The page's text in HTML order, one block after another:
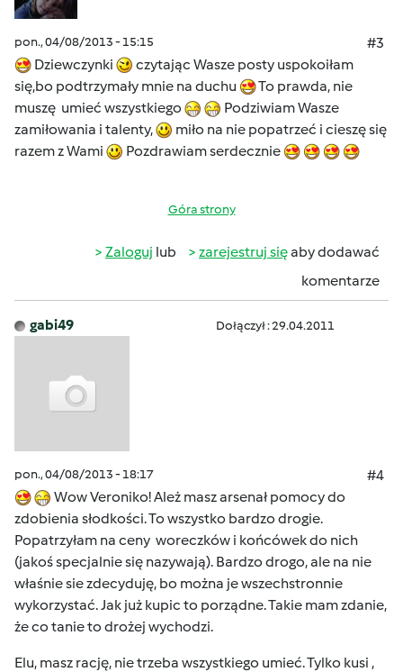
pon., 04/08/2013 - 15:15
#3
Dziewczynki
czytając Wasze posty uspokoiłam
się,bo podtrzymały mnie na duchu
To prawda, nie
muszę umieć wszystkiego
Podziwiam Wasze
zamiłowania i talenty,
miło na nie popatrzeć i cieszę się
razem z Wami
Pozdrawiam serdecznie
Góra strony
Zaloguj lub zarejestruj sięaby dodawać
komentarze
gabi49 Dołączył : 29.04.2011
pon., 04/08/2013 - 18:17
#4
Wow Veroniko! Ależ masz arsenał pomocy do
zdobienia słodkości. To wszystko bardzo drogie.
Popatrzyłam na ceny woreczków i końcówek do nich
(jakoś specjalnie się nazywają). Bardzo drogo, ale na nie
właśnie sie zdecyduję, bo można je wszechstronnie
wykorzystać. Jak już kupic to porządne. Takie mam zdanie,
że co tanie to drożej wychodzi.
Elu, masz rację, nie trzeba wszystkiego umieć. Tylko kusi ,